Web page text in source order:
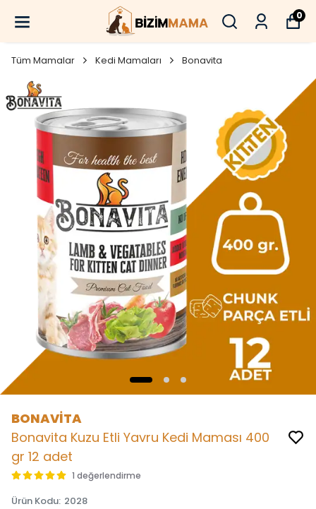
0
Tüm Mamalar Kedi Mamaları Bonavita
BONAVİTA
Bonavita Kuzu Etli Yavru Kedi Maması 400
gr 12 adet
1 değerlendirme
Ürün Kodu: 2028